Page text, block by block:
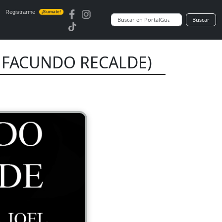
Registrarme ¡Sumate!
Buscar
RECALDE)